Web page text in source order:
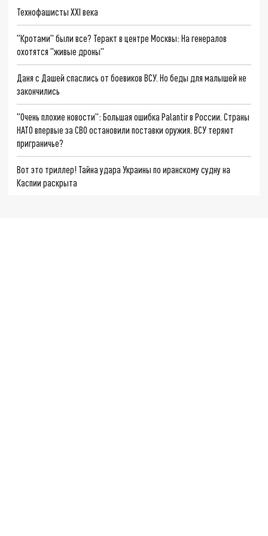
Технофашисты XXI века
"Кротами" были все? Теракт в центре Москвы: На генералов
охотятся "живые дроны"
Даня с Дашей спаслись от боевиков ВСУ. Но беды для малышей не
закончились
"Очень плохие новости": Большая ошибка Palantir в России. Страны
НАТО впервые за СВО остановили поставки оружия. ВСУ теряют
приграничье?
Вот это триллер! Тайна удара Украины по иранскому судну на
Каспии раскрыта